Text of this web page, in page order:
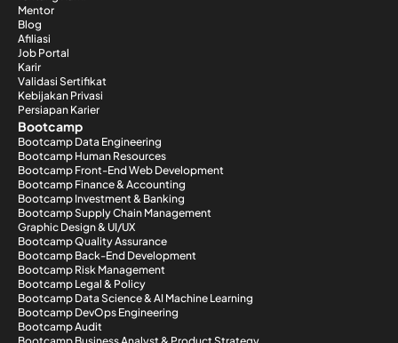
Mentor
Blog
Afiliasi
Job Portal
Karir
Validasi Sertifikat
Kebijakan Privasi
Persiapan Karier
Bootcamp
Bootcamp Data Engineering
Bootcamp Human Resources
Bootcamp Front-End Web Development
Bootcamp Finance & Accounting
Bootcamp Investment & Banking
Bootcamp Supply Chain Management
Graphic Design & UI/UX
Bootcamp Quality Assurance
Bootcamp Back-End Development
Bootcamp Risk Management
Bootcamp Legal & Policy
Bootcamp Data Science & AI Machine Learning
Bootcamp DevOps Engineering
Bootcamp Audit